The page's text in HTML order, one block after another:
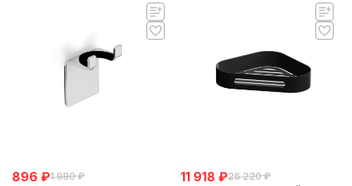
896 ₽1 980 ₽ 11 918 ₽26 220 ₽